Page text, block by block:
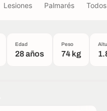
Lesiones Palmarés
Edad
28 años
Peso
74 kg